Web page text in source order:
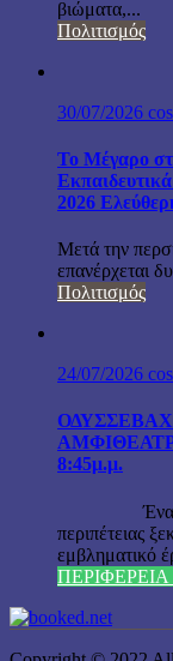
βιώματα,...
Πολιτισμός
30/07/2026
Το Μέγαρο
2026
Μετά την
επανέρχεται
Πολιτισμός
24/07/2026
ΟΔΥΣΣΕΒΑΧ
8:45μ.μ.
Ένα
περιπέτειας
εμβληματικό